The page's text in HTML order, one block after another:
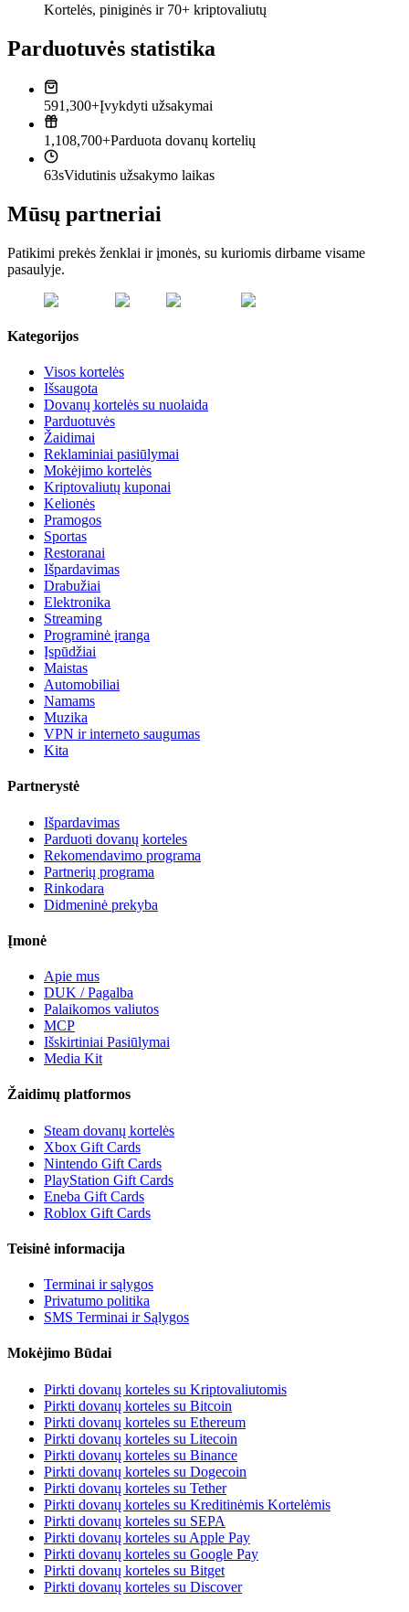
Kortelės, piniginės ir 70+ kriptovaliutų
Parduotuvės statistika
591,300+Įvykdyti užsakymai
1,108,700+Parduota dovanų kortelių
63sVidutinis užsakymo laikas
Mūsų partneriai
Patikimi prekės ženklai ir įmonės, su kuriomis dirbame visame
pasaulyje.
Kategorijos
Visos kortelės
Išsaugota
Dovanų kortelės su nuolaida
Parduotuvės
Žaidimai
Reklaminiai pasiūlymai
Mokėjimo kortelės
Kriptovaliutų kuponai
Kelionės
Pramogos
Sportas
Restoranai
Išpardavimas
Drabužiai
Elektronika
Streaming
Programinė įranga
Įspūdžiai
Maistas
Automobiliai
Namams
Muzika
VPN ir interneto saugumas
Kita
Partnerystė
Išpardavimas
Parduoti dovanų korteles
Rekomendavimo programa
Partnerių programa
Rinkodara
Didmeninė prekyba
Įmonė
Apie mus
DUK / Pagalba
Palaikomos valiutos
MCP
Išskirtiniai Pasiūlymai
Media Kit
Žaidimų platformos
Steam dovanų kortelės
Xbox Gift Cards
Nintendo Gift Cards
PlayStation Gift Cards
Eneba Gift Cards
Roblox Gift Cards
Teisinė informacija
Terminai ir sąlygos
Privatumo politika
SMS Terminai ir Sąlygos
Mokėjimo Būdai
Pirkti dovanų korteles su Kriptovaliutomis
Pirkti dovanų korteles su Bitcoin
Pirkti dovanų korteles su Ethereum
Pirkti dovanų korteles su Litecoin
Pirkti dovanų korteles su Binance
Pirkti dovanų korteles su Dogecoin
Pirkti dovanų korteles su Tether
Pirkti dovanų korteles su Kreditinėmis Kortelėmis
Pirkti dovanų korteles su SEPA
Pirkti dovanų korteles su Apple Pay
Pirkti dovanų korteles su Google Pay
Pirkti dovanų korteles su Bitget
Pirkti dovanų korteles su Discover